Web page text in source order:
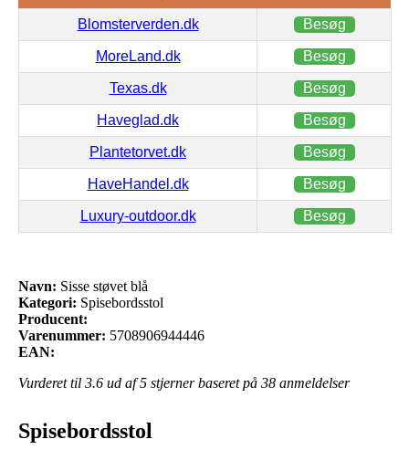
Blomsterverden.dk Besøg
MoreLand.dk Besøg
Texas.dk Besøg
Haveglad.dk Besøg
Plantetorvet.dk Besøg
HaveHandel.dk Besøg
Luxury-outdoor.dk Besøg
Navn: Sisse støvet blå
Kategori: Spisebordsstol
Producent:
Varenummer: 5708906944446
EAN:
Vurderet til 3.6 ud af 5 stjerner baseret på 38 anmeldelser
Spisebordsstol